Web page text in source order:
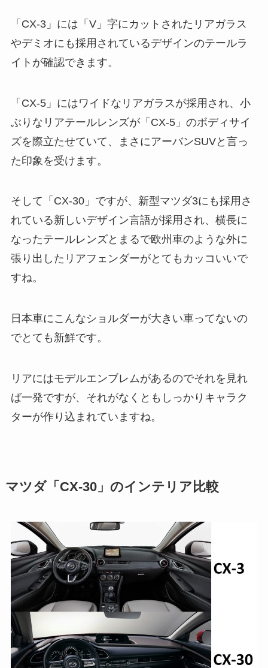
「CX-3」には「V」字にカットされたリアガラス
やデミオにも採用されているデザインのテールラ
イトが確認できます。
「CX-5」にはワイドなリアガラスが採用され、小
ぶりなリアテールレンズが「CX-5」のボディサイ
ズを際立たせていて、まさにアーバンSUVと言っ
た印象を受けます。
そして「CX-30」ですが、新型マツダ3にも採用さ
れている新しいデザイン言語が採用され、横長に
なったテールレンズとまるで欧州車のような外に
張り出したリアフェンダーがとてもカッコいいで
すね。
日本車にこんなショルダーが大きい車ってないの
でとても新鮮です。
リアにはモデルエンブレムがあるのでそれを見れ
ば一発ですが、それがなくともしっかりキャラク
ターが作り込まれていますね。
マツダ「CX-30」のインテリア比較